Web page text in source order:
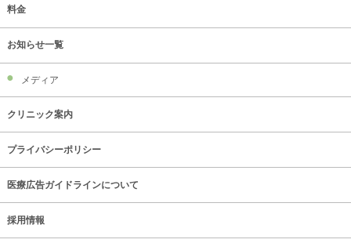
料金
お知らせ一覧
メディア
クリニック案内
プライバシーポリシー
医療広告ガイドラインについて
採用情報